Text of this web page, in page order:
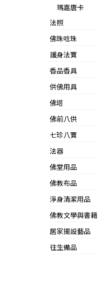
瑪嘉唐卡
法照
佛珠唸珠
護身法寶
香品香具
供佛用具
佛塔
佛前八供
七珍八寶
法器
佛堂用品
佛教布品
淨身清潔用品
佛教文學與書籍
居家擺設藝品
往生備品